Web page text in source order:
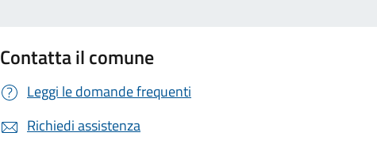
Contatta il comune
Leggi le domande frequenti
Richiedi assistenza